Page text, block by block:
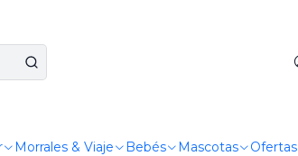
Morrales & Viaje Bebés Mascotas Ofertas